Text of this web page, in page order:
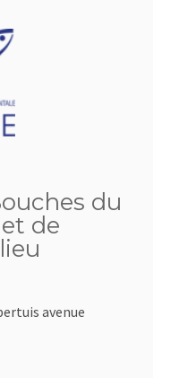
du
de
avenue